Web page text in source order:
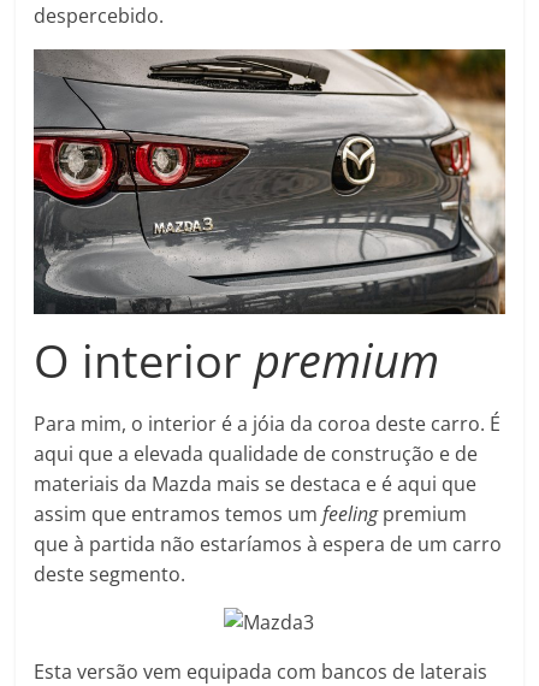
despercebido.
O interior premium
Para mim, o interior é a jóia da coroa deste carro. É
aqui que a elevada qualidade de construção e de
materiais da Mazda mais se destaca e é aqui que
assim que entramos temos umfeelingpremium
que à partida não estaríamos à espera de um carro
deste segmento.
Esta versão vem equipada com bancos de laterais